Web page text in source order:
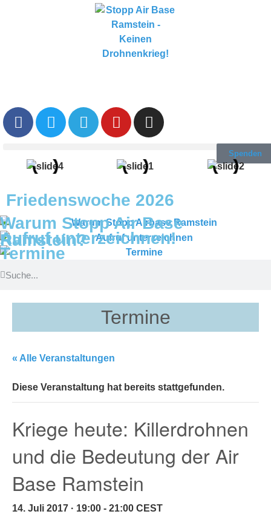
Spenden
Friedenswoche 2026
Warum Stopp Air Base
Ramstein?
Aufruf unterzeichnen!
Termine
Termine
« Alle Veranstaltungen
Diese Veranstaltung hat bereits stattgefunden.
Kriege heute: Killerdrohnen
und die Bedeutung der Air
Base Ramstein
14. Juli 2017 · 19:00 - 21:00 CEST